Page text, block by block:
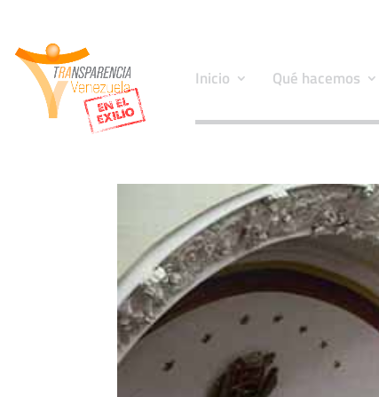
Inicio Qué hacemos